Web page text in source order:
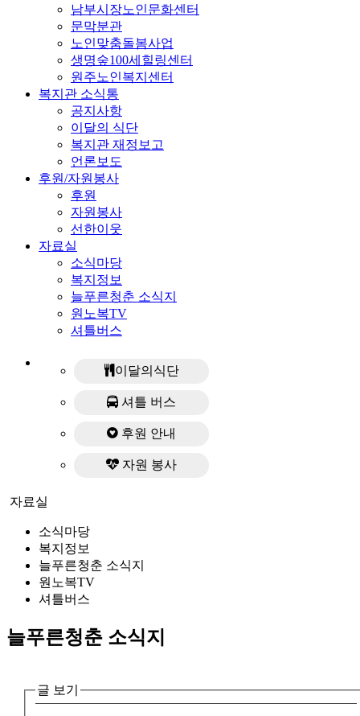
남부시장노인문화센터
문막분관
노인맞춤돌봄사업
생명숲100세힐링센터
원주노인복지센터
복지관 소식통
공지사항
이달의 식단
복지관 재정보고
언론보도
후원/자원봉사
후원
자원봉사
선한이웃
자료실
소식마당
복지정보
늘푸른청춘 소식지
원노복TV
셔틀버스
이달의식단
셔틀 버스
후원 안내
자원 봉사
자료실
소식마당
복지정보
늘푸른청춘 소식지
원노복TV
셔틀버스
늘푸른청춘 소식지
글 보기